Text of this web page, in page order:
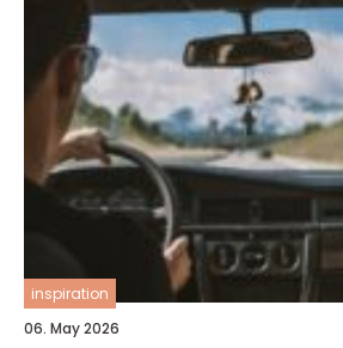
inspiration
06. May 2026